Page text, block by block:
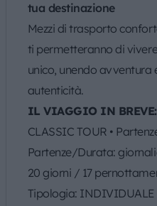
tua destinazione
Mezzi di trasporto
ti permetteranno di
unico, unendo avventura
autenticità.
IL VIAGGIO IN BREVE:
CLASSIC TOUR •
Partenze/Durata:
20 giorni / 17
Tipologia: INDIVIDUALE